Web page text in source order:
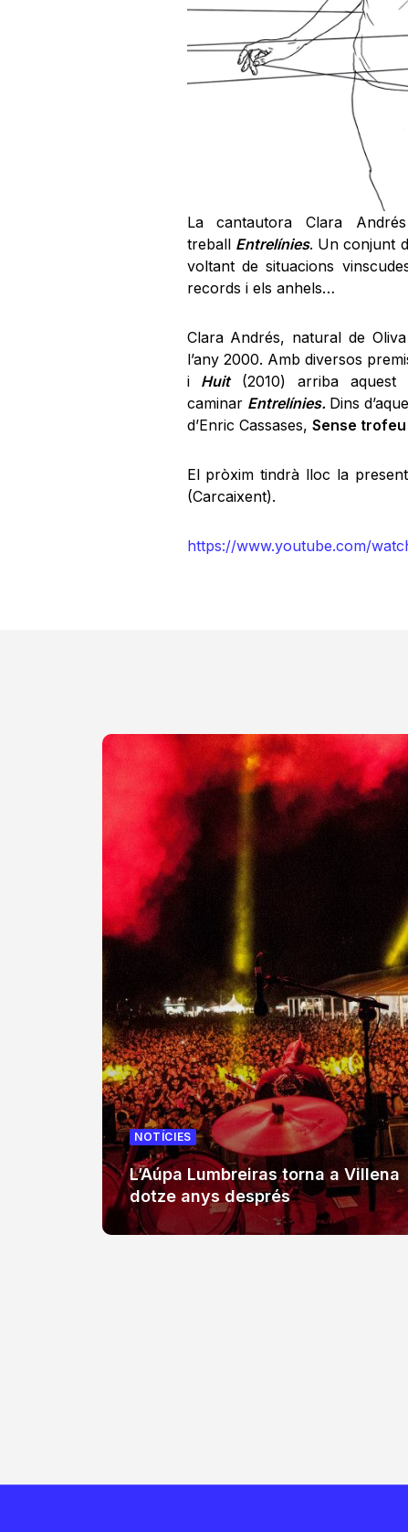
La cantautora Clara
treball Entrelínies. Un conjunt
voltant de situacions
records i els anhels…
Clara Andrés, natural de
l’any 2000. Amb diversos
i Huit
(2010) arriba
caminar Entrelínies. Dins
d’Enric Cassases, Sense trofeu
El pròxim tindrà lloc la
(Carcaixent).
https://www.youtube.com/
NOTÍCIES
L’Aúpa Lumbreiras torna a Villena
dotze anys després